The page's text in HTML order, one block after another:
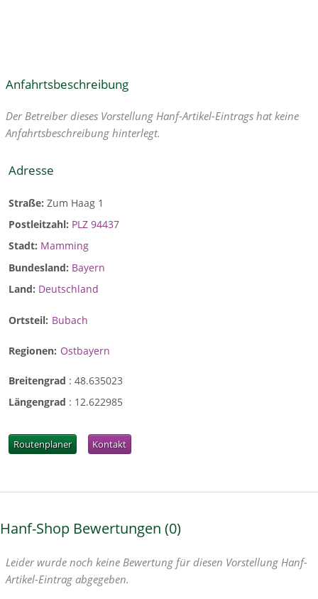
Anfahrtsbeschreibung
Der Betreiber dieses Vorstellung Hanf-Artikel-Eintrags hat keine
Anfahrtsbeschreibung hinterlegt.
Adresse
Straße: Zum Haag 1
Postleitzahl: PLZ 94437
Stadt: Mamming
Bundesland: Bayern
Land: Deutschland
Ortsteil: Bubach
Regionen: Ostbayern
Breitengrad : 48.635023
Längengrad : 12.622985
Routenplaner Kontakt
Hanf-Shop Bewertungen 0
Leider wurde noch keine Bewertung für diesen Vorstellung Hanf-
Artikel-Eintrag abgegeben.